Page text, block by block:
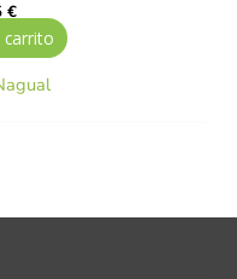
€
carrito